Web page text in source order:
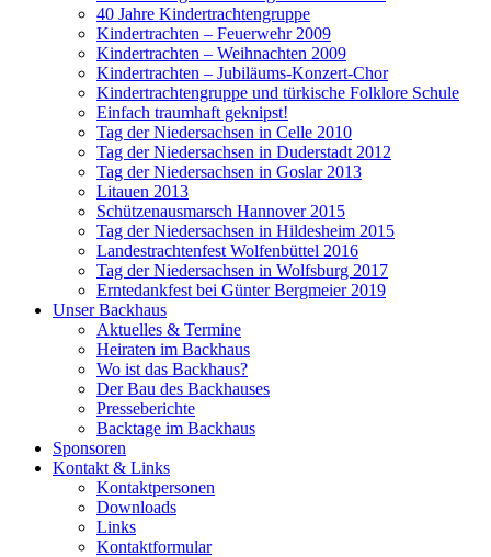
40 Jahre Kindertrachtengruppe
Kindertrachten – Feuerwehr 2009
Kindertrachten – Weihnachten 2009
Kindertrachten – Jubiläums-Konzert-Chor
Kindertrachtengruppe und türkische Folklore Schule
Einfach traumhaft geknipst!
Tag der Niedersachsen in Celle 2010
Tag der Niedersachsen in Duderstadt 2012
Tag der Niedersachsen in Goslar 2013
Litauen 2013
Schützenausmarsch Hannover 2015
Tag der Niedersachsen in Hildesheim 2015
Landestrachtenfest Wolfenbüttel 2016
Tag der Niedersachsen in Wolfsburg 2017
Erntedankfest bei Günter Bergmeier 2019
Unser Backhaus
Aktuelles & Termine
Heiraten im Backhaus
Wo ist das Backhaus?
Der Bau des Backhauses
Presseberichte
Backtage im Backhaus
Sponsoren
Kontakt & Links
Kontaktpersonen
Downloads
Links
Kontaktformular